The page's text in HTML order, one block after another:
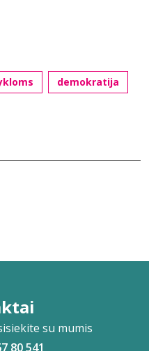
demokratija
su mumis
80 541